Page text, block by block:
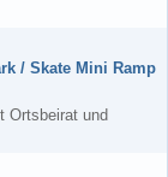
/ Skate Mini Ramp
Ortsbeirat und